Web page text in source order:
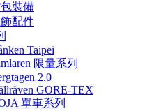
裝備
配件
Taipei
限量系列
2.0
GORE-TEX
單車系列